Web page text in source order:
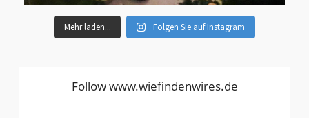
Mehr laden... Folgen Sie auf Instagram